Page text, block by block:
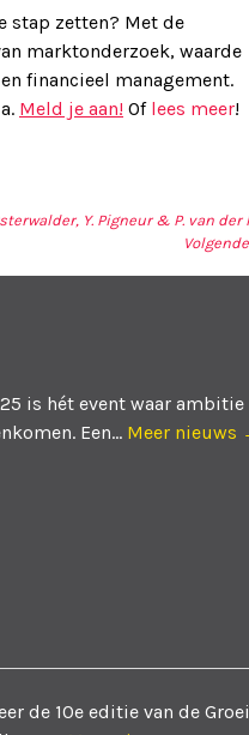
stap zetten? Met de
marktonderzoek, waarde
financieel management.
Meld je aan! Of lees meer!
Y. Pigneur & P. van der
is hét event waar ambitie
Een... Meer nieuws
de 10e editie van de